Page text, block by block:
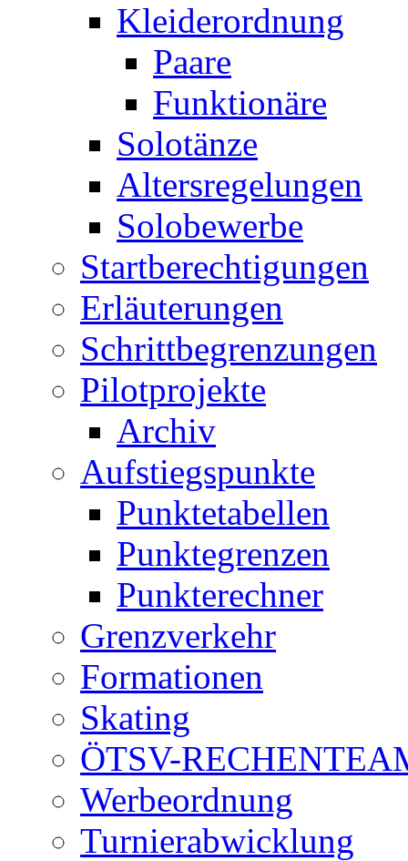
Kleiderordnung
Paare
Funktionäre
Solotänze
Altersregelungen
Solobewerbe
Startberechtigungen
Erläuterungen
Schrittbegrenzungen
Pilotprojekte
Archiv
Aufstiegspunkte
Punktetabellen
Punktegrenzen
Punkterechner
Grenzverkehr
Formationen
Skating
ÖTSV-
Werbeordnung
Turnierabwicklung